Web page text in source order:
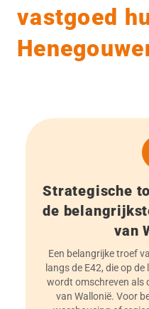
vastgoed
Strategische
de
van
Een belangrijke troef
langs de E42, die op
wordt omschreven als
van Wallonië. Voor